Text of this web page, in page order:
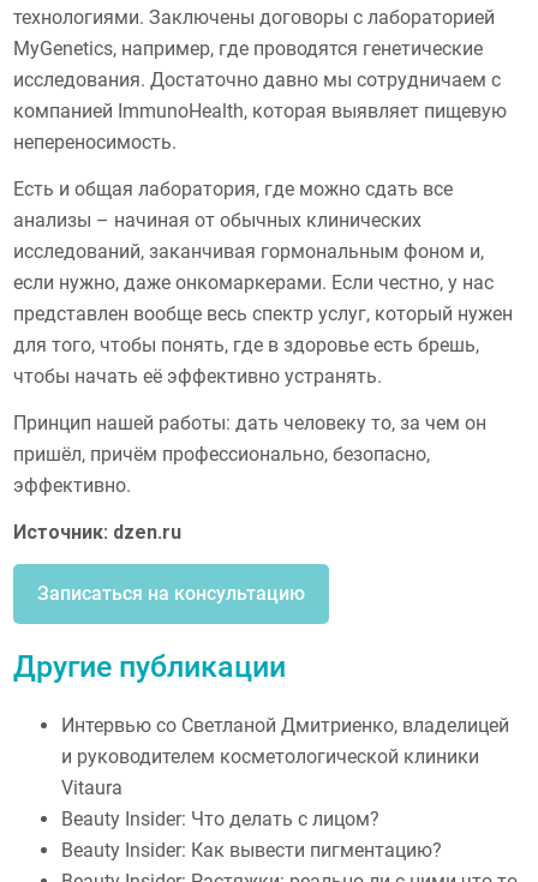
технологиями. Заключены договоры с лабораторией
MyGenetics, например, где проводятся генетические
исследования. Достаточно давно мы сотрудничаем с
компанией ImmunoHealth, которая выявляет пищевую
непереносимость.
Есть и общая лаборатория, где можно сдать все
анализы – начиная от обычных клинических
исследований, заканчивая гормональным фоном и,
если нужно, даже онкомаркерами. Если честно, у нас
представлен вообще весь спектр услуг, который нужен
для того, чтобы понять, где в здоровье есть брешь,
чтобы начать её эффективно устранять.
Принцип нашей работы: дать человеку то, за чем он
пришёл, причём профессионально, безопасно,
эффективно.
Источник: dzen.ru
Записаться на консультацию
Другие публикации
Интервью со Светланой Дмитриенко, владелицей
и руководителем косметологической клиники
Vitaura
Beauty Insider: Что делать с лицом?
Beauty Insider: Как вывести пигментацию?